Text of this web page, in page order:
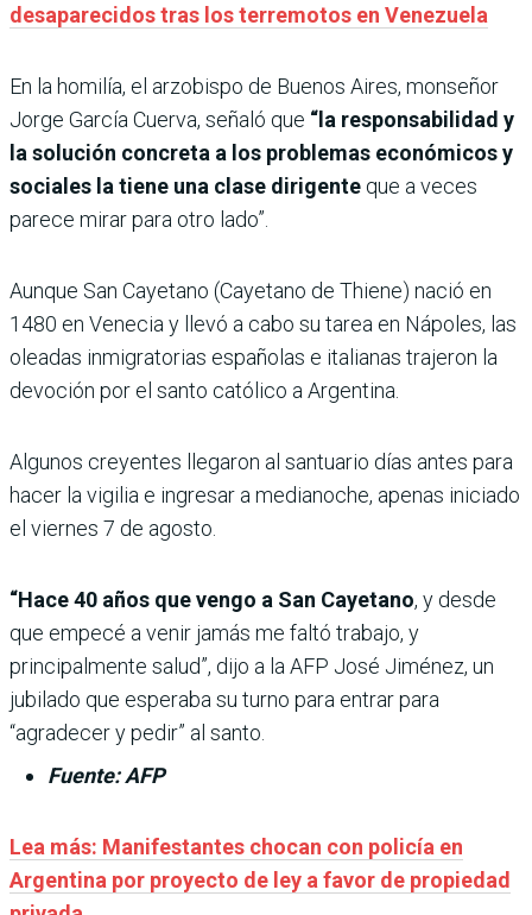
desaparecidos tras los terremotos en Venezuela
En la homilía, el arzobispo de Buenos Aires, monseñor
Jorge García Cuerva, señaló que “la responsabilidad y
la solución concreta a los problemas económicos y
sociales la tiene una clase dirigente que a veces
parece mirar para otro lado”.
Aunque San Cayetano (Cayetano de Thiene) nació en
1480 en Venecia y llevó a cabo su tarea en Nápoles, las
oleadas inmigratorias españolas e italianas trajeron la
devoción por el santo católico a Argentina.
Algunos creyentes llegaron al santuario días antes para
hacer la vigilia e ingresar a medianoche, apenas iniciado
el viernes 7 de agosto.
“Hace 40 años que vengo a San Cayetano, y desde
que empecé a venir jamás me faltó trabajo, y
principalmente salud”, dijo a la AFP José Jiménez, un
jubilado que esperaba su turno para entrar para
“agradecer y pedir” al santo.
Fuente: AFP
Lea más: Manifestantes chocan con policía en
Argentina por proyecto de ley a favor de propiedad